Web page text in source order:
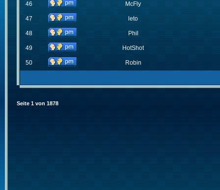
46 McFly
47 leto
48 Phil
49 HotShot
50 Robin
Seite 1 von 1878